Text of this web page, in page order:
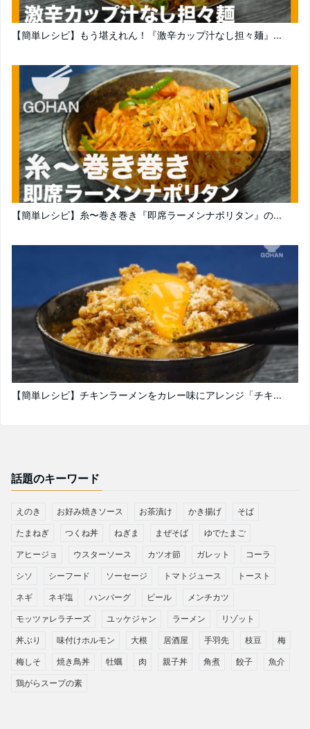
【簡単レシピ】もう堪えれん！『激辛カップ汁なし担々麺』...
【簡単レシピ】糸〜巻き巻き『即席ラーメンナポリタン』の...
【簡単レシピ】チキンラーメンをカレー味にアレンジ「チキ...
話題のキーワード
えのき お好み焼きソース お茶漬け かき揚げ そば
たまねぎ つくね丼 ねぎま まぜそば ゆでたまご
アヒージョ ウスターソース カツオ節 ガレット コーラ
シソ シーフード ソーセージ トマトジュース トースト
ネギ ネギ塩 ハンバーグ ビール メンチカツ
モッツァレラチーズ ユッケジャン ラーメン リゾット
丼ぶり 味付けホルモン 大根 居酒屋 手羽先 枝豆 梅
梅しそ 焼き鳥丼 牡蠣 肉 親子丼 角煮 餃子 魚介
鶏がらスープの素